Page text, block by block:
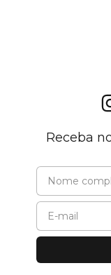
Receba